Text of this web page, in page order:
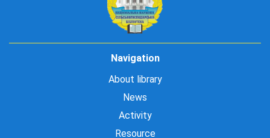
Navigation
About library
News
Activity
Resource